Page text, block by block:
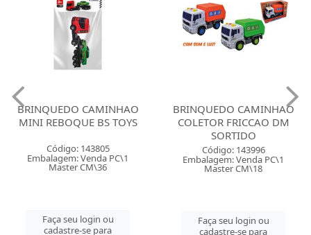
BRINQUEDO CAMINHAO
MINI REBOQUE BS TOYS
Código: 143805
Embalagem: Venda PC\1
Master CM\36
Faça seu login ou
cadastre-se para
BRINQUEDO CAMINHAO
COLETOR FRICCAO DM
SORTIDO
Código: 143996
Embalagem: Venda PC\1
Master CM\18
Faça seu login ou
cadastre-se para